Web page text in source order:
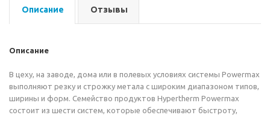
Описание Отзывы
Описание
В цеху, на заводе, дома или в полевых условиях системы Powermax
выполняют резку и строжку метала с широким диапазоном типов,
ширины и форм. Семейство продуктов Hypertherm Powermax
состоит из шести систем, которые обеспечивают быстроту,